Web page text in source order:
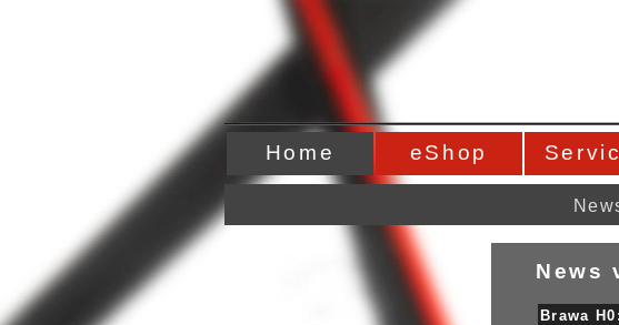
Home eShop
News
Brawa H0: